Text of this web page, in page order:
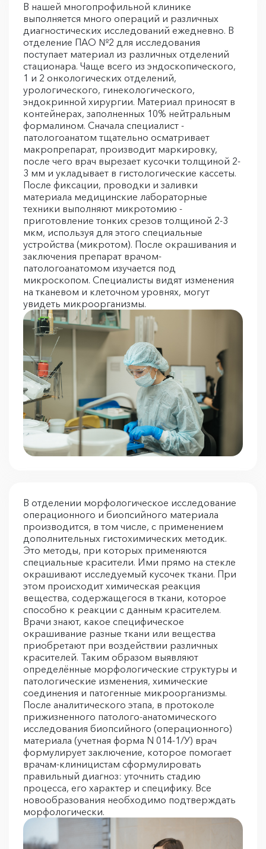
В нашей многопрофильной клинике
выполняется много операций и различных
диагностических исследований ежедневно. В
отделение ПАО №2 для исследования
поступает материал из различных отделений
стационара. Чаще всего из эндоскопического,
1 и 2 онкологических отделений,
урологического, гинекологического,
эндокринной хирургии. Материал приносят в
контейнерах, заполненных 10% нейтральным
формалином. Сначала специалист -
патологоанатом тщательно осматривает
макропрепарат, производит маркировку,
после чего врач вырезает кусочки толщиной 2-
3 мм и укладывает в гистологические кассеты.
После фиксации, проводки и заливки
материала медицинские лабораторные
техники выполняют микротомию -
приготовление тонких срезов толщиной 2-3
мкм, используя для этого специальные
устройства (микротом). После окрашивания и
заключения препарат врачом-
патологоанатомом изучается под
микроскопом. Специалисты видят изменения
на тканевом и клеточном уровнях, могут
увидеть микроорганизмы.
В отделении морфологическое исследование
операционного и биопсийного материала
производится, в том числе, с применением
дополнительных гистохимических методик.
Это методы, при которых применяются
специальные красители. Ими прямо на стекле
окрашивают исследуемый кусочек ткани. При
этом происходит химическая реакция
вещества, содержащегося в ткани, которое
способно к реакции с данным красителем.
Врачи знают, какое специфическое
окрашивание разные ткани или вещества
приобретают при воздействии различных
красителей. Таким образом выявляют
определённые морфологические структуры и
патологические изменения, химические
соединения и патогенные микроорганизмы.
После аналитического этапа, в протоколе
прижизненного патолого-анатомического
исследования биопсийного (операционного)
материала (учетная форма N 014-1/У) врач
формулирует заключение, которое помогает
врачам-клиницистам сформулировать
правильный диагноз: уточнить стадию
процесса, его характер и специфику. Все
новообразования необходимо подтверждать
морфологически.